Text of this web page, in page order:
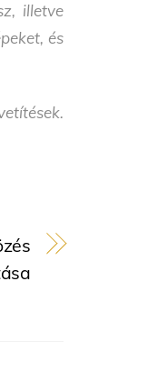
illetve
és